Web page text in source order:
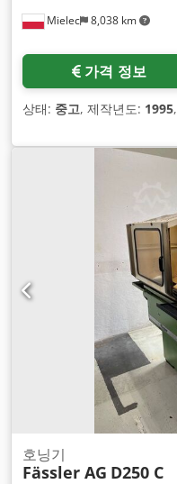
Mielec 8,038 km
가격 정보
상태: 중고, 제작년도: 1995,
호닝기
Fässler AG D250 C